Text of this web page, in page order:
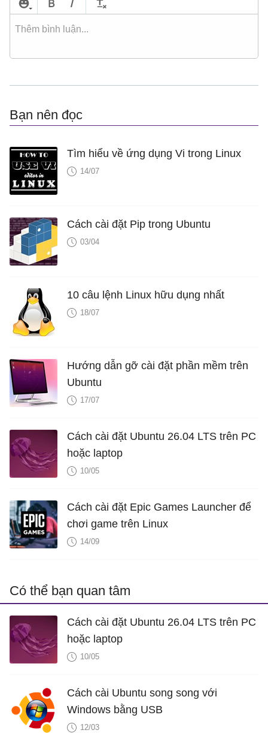
Bạn nên đọc
Tìm hiểu về ứng dụng Vi trong Linux
14/07
Cách cài đặt Pip trong Ubuntu
03/04
10 câu lệnh Linux hữu dụng nhất
18/07
Hướng dẫn gỡ cài đặt phần mềm trên
Ubuntu
17/07
Cách cài đặt Ubuntu 26.04 LTS trên PC
hoặc laptop
10/05
Cách cài đặt Epic Games Launcher để
chơi game trên Linux
14/09
Có thể bạn quan tâm
Cách cài đặt Ubuntu 26.04 LTS trên PC
hoặc laptop
10/05
Cách cài Ubuntu song song với
Windows bằng USB
12/03